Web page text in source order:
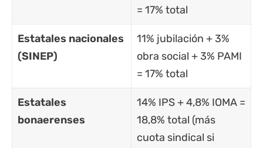
= 17% total
Estatales nacionales
(SINEP)
11% jubilación + 3%
obra social + 3% PAMI
= 17% total
Estatales
bonaerenses
14% IPS+ 4,8% IOMA =
18,8% total (más
cuota sindical si